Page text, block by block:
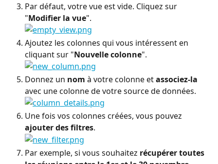
Par défaut, votre vue est vide. Cliquez sur
"Modifier la vue".
Ajoutez les colonnes qui vous intéressent en
cliquant sur "Nouvelle colonne".
Donnez un nom à votre colonne et associez-la
avec une colonne de votre source de données.
Une fois vos colonnes créées, vous pouvez
ajouter des filtres.
Par exemple, si vous souhaitez récupérer toutes